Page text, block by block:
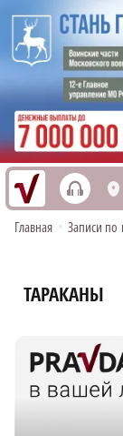
h L
Главная • Записи по
ТАРАКАНЫ